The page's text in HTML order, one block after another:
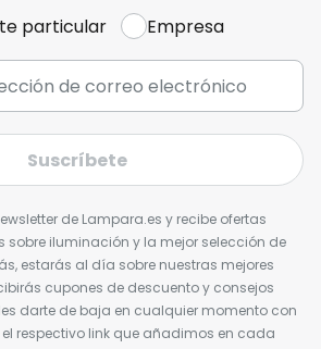
particular Empresa
Suscríbete
de Lampara.es y recibe ofertas
sobre iluminación y la mejor selección de
estarás al día sobre nuestras mejores
cupones de descuento y consejos
darte de baja en cualquier momento con
respectivo link que añadimos en cada